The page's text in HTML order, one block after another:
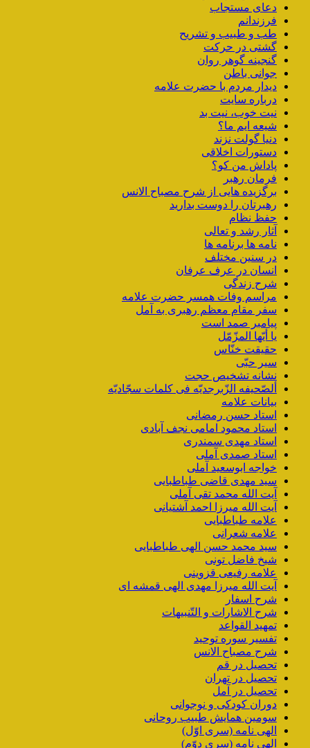
دعای مستجاب
فرزندانم
طب و طبیب و تشریح
گشتی در حرکت
گنجینه گوهر روان
جوانی باطن
دیدار مردم با حضرت علامه
درباره سایت
نیت خوب، نیت بد
شیعه ایم ما؟
دنیا گولت نزند
دستورات اخلاقی
پاداش من کو؟
فرمان رهبر
برگزیده هایی از شرح مصباح الانس
رهبرتان را دوست بدارید
حفظ نظام
آثار رشد و تعالی
نامه ها برنامه ها
در سنین مختلف
انسان در عرف عرفان
شرح زندگی
مراسم وفات همسر حضرت علامه
سفر مقام معظم رهبری به آمل
پیامبر صمد است
یا أیّها المزّمّل
حقیقت خنّاس
سیر حبّی
نشانه تشخیص حجت
ألصّحیفه الزّبرجدیّه فی کلمات سجّادیّه
بیانات علامه
استاد حسن رمضانی
استاد محمود امامی نجف آبادی
استاد مهدی سمندری
استاد صمدی آملی
خواجه ابوسعید آملی
سید مهدی قاضی طباطبایی
آیت الله محمد تقی آملی
آیت الله میرزا احمد آشتیانی
علامه طباطبایی
علامه شعرانی
سید محمد حسن الهی طباطبایی
شیخ فاضل تونی
علامه رفیعی قزوینی
آیت الله میرزا مهدی الهی قمشه ای
شرح اسفار
شرح الاشارات و التّنبیهات
تمهید القواعد
تفسیر سوره توحید
شرح مصباح الانس
تحصیل در قم
تحصیل در تهران
تحصیل در آمل
دوران کودکی و نوجوانی
سومین همایش طبیب روحانی
الهی نامه (سری اوّل)
الهی نامه (سری دوّم)